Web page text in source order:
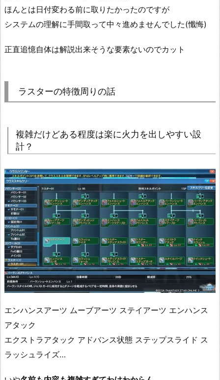
ほんとは日付変わる前に取りたかったのですが
システムの理解に手間取って中々進めませんでした(懺悔)
正直追憶自体は解説出来そうな要素ないのでカット
ラスターの特徴周りの話
複雑だけどある程度は楽に火力を出しやすい設
計？
エンハンスアーツ ムーブアーツ ステイアーツ エンハンス
アタック
エクストラアタック アドバンス状態 ステップスライド ス
ラッシュライズ…